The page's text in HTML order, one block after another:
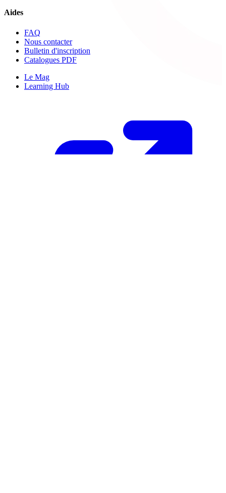
Aides
FAQ
Nous contacter
Bulletin d'inscription
Catalogues PDF
Le Mag
Learning Hub